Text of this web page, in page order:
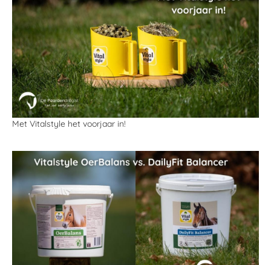
Met Vitalstyle het voorjaar in!